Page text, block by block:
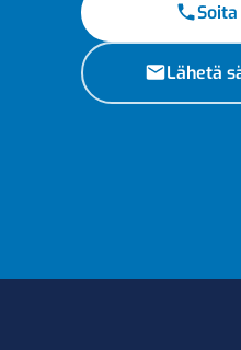
Lähetä